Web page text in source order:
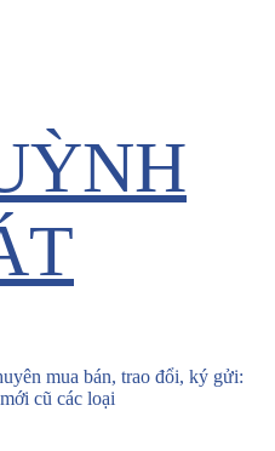
mua bán, trao đổi, ký gửi:
cũ các loại